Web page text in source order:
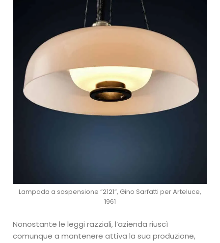
Lampada a sospensione “2121”, Gino Sarfatti per Arteluce,
1961
Nonostante le leggi razziali, l’azienda riuscì
comunque a mantenere attiva la sua produzione,